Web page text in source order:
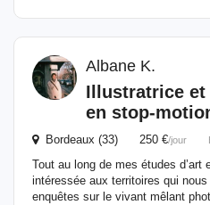
Albane K.
Illustratrice et
en stop-
Bordeaux (33) 250 €/jour
Tout au long de mes études d’art
intéressée aux territoires qui
enquêtes sur le vivant mêlant